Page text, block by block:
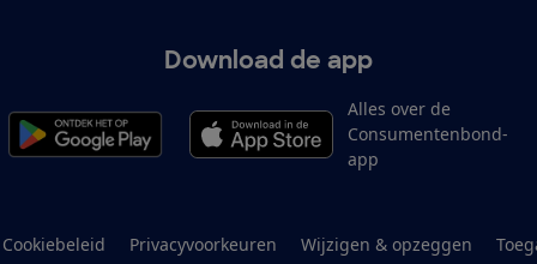
Download de app
Alles over de
Consumentenbond-
app
Cookiebeleid Privacyvoorkeuren Wijzigen & opzeggen